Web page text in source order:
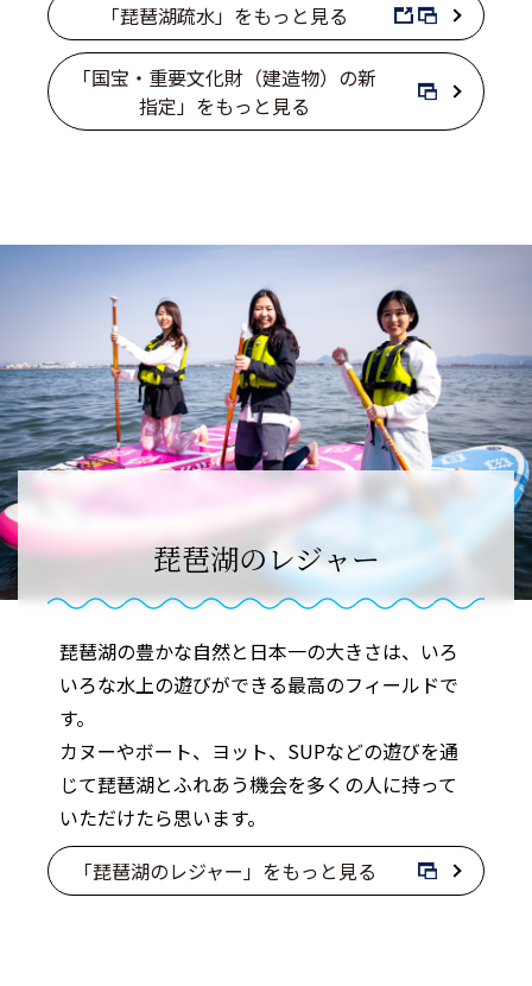
「琵琶湖疏水」をもっと見る
「国宝・重要文化財（建造物）の新
指定」をもっと見る
琵琶湖のレジャー
琵琶湖の豊かな自然と日本一の大きさは、いろ
いろな水上の遊びができる最高のフィールドで
す。
カヌーやボート、ヨット、SUPなどの遊びを通
じて琵琶湖とふれあう機会を多くの人に持って
いただけたら思います。
「琵琶湖のレジャー」をもっと見る